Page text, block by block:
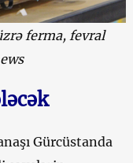
ferma, fevral
Gürcüstanda